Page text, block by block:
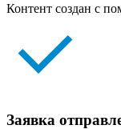
Контент создан с
Заявка